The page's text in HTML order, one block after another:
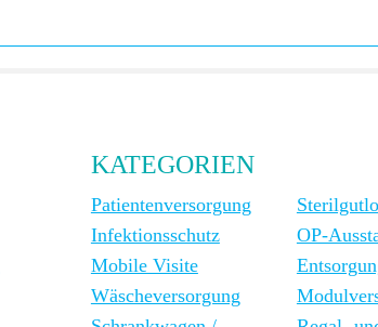
KATEGORIEN
Patientenversorgung
Infektionsschutz
Mobile Visite
Wäscheversorgung
OP-